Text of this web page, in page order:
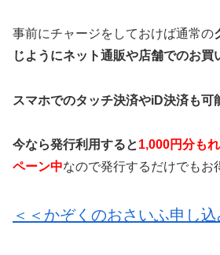
事前にチャージをしておけば通常の
じようにネット通販や店舗でのお買
スマホでのタッチ決済やiD決済も可
今なら発行利用すると1,000円分も
ペーン中なので発行するだけでもお
＜＜かぞくのおさいふ申し